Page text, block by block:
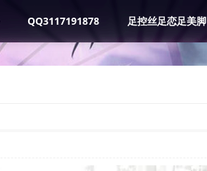
QQ3117191878 足控丝足恋足美脚